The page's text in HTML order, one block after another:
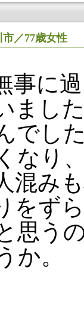
市／77歳女性
事に
まし
でし
なり
混み
をず
思う
か。